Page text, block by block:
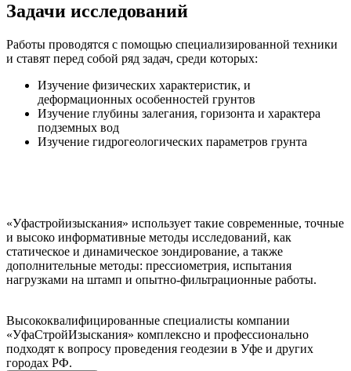
Задачи исследований
Работы проводятся с помощью специализированной техники
и ставят перед собой ряд задач, среди которых:
Изучение физических характеристик, и
деформационных особенностей грунтов
Изучение глубины залегания, горизонта и характера
подземных вод
Изучение гидрогеологических параметров грунта
«Уфастройизыскания» использует такие современные, точные
и высоко информативные методы исследований, как
статическое и динамическое зондирование, а также
дополнительные методы: прессиометрия, испытания
нагрузками на штамп и опытно-фильтрационные работы.
Высококвалифицированные специалисты компании
«УфаСтройИзыскания» комплексно и профессионально
подходят к вопросу проведения геодезии в Уфе и других
городах РФ.